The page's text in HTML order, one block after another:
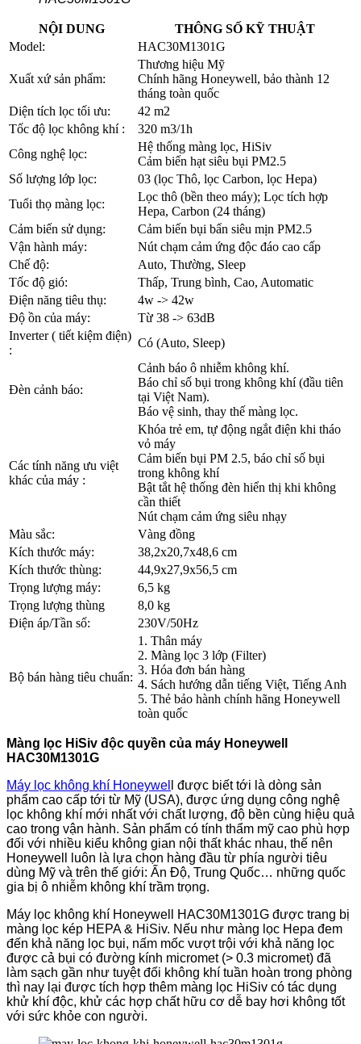
NỘI DUNG
THÔNG SỐ KỸ THUẬT
Model:
HAC30M1301G
Xuất xứ sản phẩm:
Thương hiệu Mỹ
Chính hãng Honeywell, bảo thành 12
tháng toàn quốc
Diện tích lọc tối ưu:
42 m2
Tốc độ lọc không khí :
320 m3/1h
Công nghệ lọc:
Hệ thống màng lọc, HiSiv
Cảm biến hạt siêu bụi PM2.5
Số lượng lớp lọc:
03 (lọc Thô, lọc Carbon, lọc Hepa)
Tuổi thọ màng lọc:
Lọc thô (bền theo máy); Lọc tích hợp
Hepa, Carbon (24 tháng)
Cảm biến sử dụng:
Cảm biến bụi bẩn siêu mịn PM2.5
Vận hành máy:
Nút chạm cảm ứng độc đáo cao cấp
Chế độ:
Auto, Thường, Sleep
Tốc độ gió:
Thấp, Trung bình, Cao, Automatic
Điện năng tiêu thụ:
4w -> 42w
Độ ồn của máy:
Từ 38 -> 63dB
Inverter ( tiết kiệm điện)
:
Có (Auto, Sleep)
Đèn cảnh báo:
Cảnh báo ô nhiễm không khí.
Báo chỉ số bụi trong không khí (đầu tiên
tại Việt Nam).
Báo vệ sinh, thay thế màng lọc.
Các tính năng ưu việt
khác của máy :
Khóa trẻ em, tự động ngắt điện khi tháo
vỏ máy
Cảm biến bụi PM 2.5, báo chỉ số bụi
trong không khí
Bật tắt hệ thống đèn hiển thị khi không
cần thiết
Nút chạm cảm ứng siêu nhạy
Màu sắc:
Vàng đồng
Kích thước máy:
38,2x20,7x48,6 cm
Kích thước thùng:
44,9x27,9x56,5 cm
Trọng lượng máy:
6,5 kg
Trọng lượng thùng
8,0 kg
Điện áp/Tần số:
230V/50Hz
Bộ bán hàng tiêu chuẩn:
1. Thân máy
2. Màng lọc 3 lớp (Filter)
3. Hóa đơn bán hàng
4. Sách hướng dẫn tiếng Việt, Tiếng Anh
5. Thẻ bảo hành chính hãng Honeywell
toàn quốc
Màng lọc HiSiv độc quyền của máy Honeywell
HAC30M1301G
Máy lọc không khí Honeywel
l được biết tới là dòng sản
phẩm cao cấp tới từ Mỹ (USA), được ứng dụng công nghệ
lọc không khí mới nhất với chất lượng, độ bền cùng hiệu quả
cao trong vận hành. Sản phẩm có tính thẩm mỹ cao phù hợp
đối với nhiều kiểu không gian nội thất khác nhau, thế nên
Honeywell luôn là lựa chọn hàng đầu từ phía người tiêu
dùng Mỹ và trên thế giới: Ấn Độ, Trung Quốc… những quốc
gia bị ô nhiễm không khí trầm trọng.
Máy lọc không khí Honeywell HAC30M1301G được trang bị
màng lọc kép HEPA & HiSiv. Nếu như màng lọc Hepa đem
đến khả năng lọc bụi, nấm mốc vượt trội với khả năng lọc
được cả bụi có đường kính micromet (> 0.3 micromet) đã
làm sạch gần như tuyệt đối không khí tuần hoàn trong phòng
thì nay lại được tích hợp thêm màng lọc HiSiv có tác dụng
khử khí độc, khử các hợp chất hữu cơ dễ bay hơi không tốt
với sức khỏe con người.